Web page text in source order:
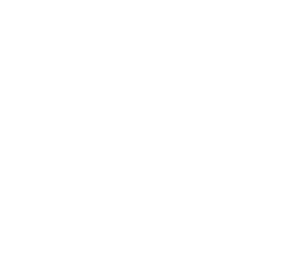
par
avec votre
attacher à
intégrer un
Parfois,
: seul ou en